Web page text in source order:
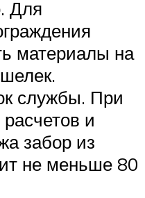
Для
материалы на
службы. При
и
забор из
не меньше 80